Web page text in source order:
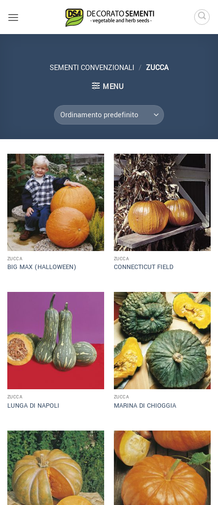
SEMENTI CONVENZIONALI / ZUCCA
MENU
ZUCCA
BIG MAX (HALLOWEEN)
ZUCCA
CONNECTICUT FIELD
ZUCCA
LUNGA DI NAPOLI
ZUCCA
MARINA DI CHIOGGIA